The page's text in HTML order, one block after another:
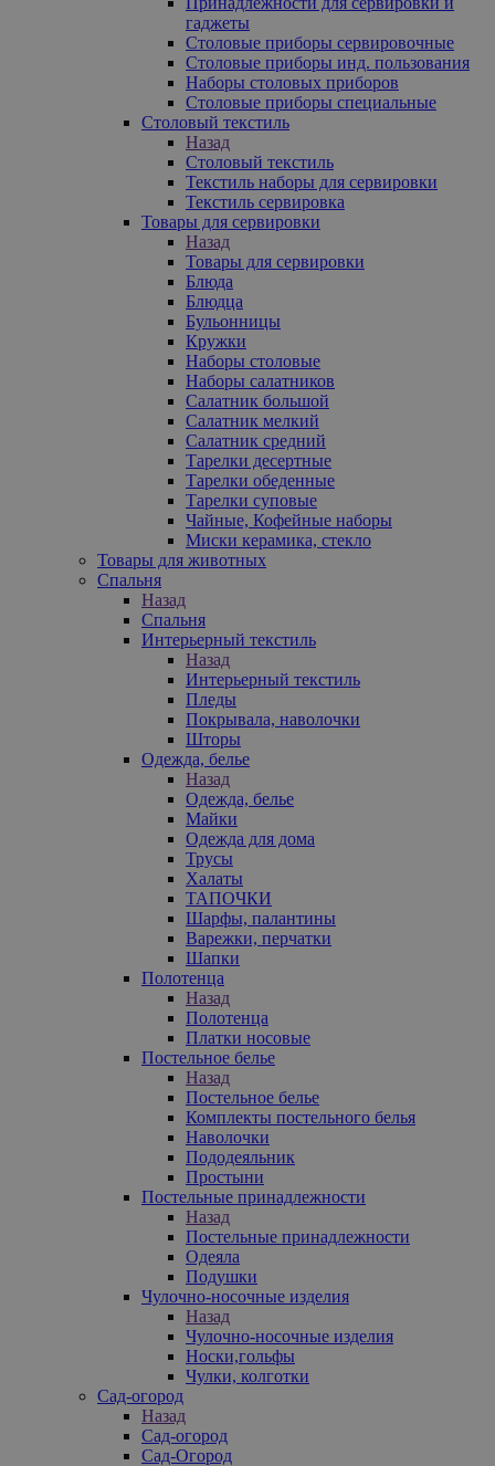
гаджеты
Столовые приборы сервировочные
Столовые приборы инд. пользования
Наборы столовых приборов
Столовые приборы специальные
Столовый текстиль
Назад
Столовый текстиль
Текстиль наборы для сервировки
Текстиль сервировка
Товары для сервировки
Назад
Товары для сервировки
Блюда
Блюдца
Бульонницы
Кружки
Наборы столовые
Наборы салатников
Салатник большой
Салатник мелкий
Салатник средний
Тарелки десертные
Тарелки обеденные
Тарелки суповые
Чайные, Кофейные наборы
Миски керамика, стекло
Товары для животных
Спальня
Назад
Спальня
Интерьерный текстиль
Назад
Интерьерный текстиль
Пледы
Покрывала, наволочки
Шторы
Одежда, белье
Назад
Одежда, белье
Майки
Одежда для дома
Трусы
Халаты
ТАПОЧКИ
Шарфы, палантины
Варежки, перчатки
Шапки
Полотенца
Назад
Полотенца
Платки носовые
Постельное белье
Назад
Постельное белье
Комплекты постельного белья
Наволочки
Пододеяльник
Простыни
Постельные принадлежности
Назад
Постельные принадлежности
Одеяла
Подушки
Чулочно-носочные изделия
Назад
Чулочно-носочные изделия
Носки,гольфы
Чулки, колготки
Сад-огород
Назад
Сад-огород
Сад-Огород